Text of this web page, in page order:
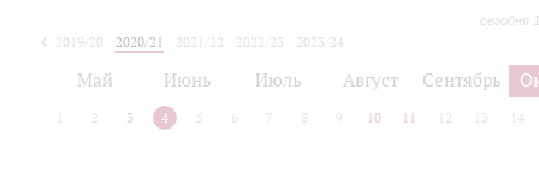
сегодня
2019/20 2020/21 2021/22 2022/23
2023/24
Май Июнь Июль Август Сентябрь
2 3 4 5 6 7 8 9 10 11 12 13 14